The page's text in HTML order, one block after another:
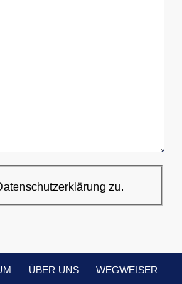
zu.
ÜBER UNS WEGWEISER